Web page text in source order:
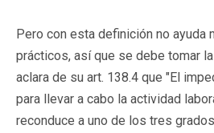
Pero con esta definición no ayuda
prácticos, así que se debe tomar
aclara de su art. 138.4 que "El
para llevar a cabo la actividad
reconduce a uno de los tres